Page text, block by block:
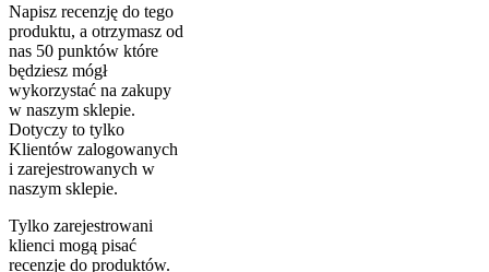
Napisz recenzję do tego
produktu, a otrzymasz od
nas 50 punktów które
będziesz mógł
wykorzystać na zakupy
w naszym sklepie.
Dotyczy to tylko
Klientów zalogowanych
i zarejestrowanych w
naszym sklepie.
Tylko zarejestrowani
klienci mogą pisać
recenzje do produktów.